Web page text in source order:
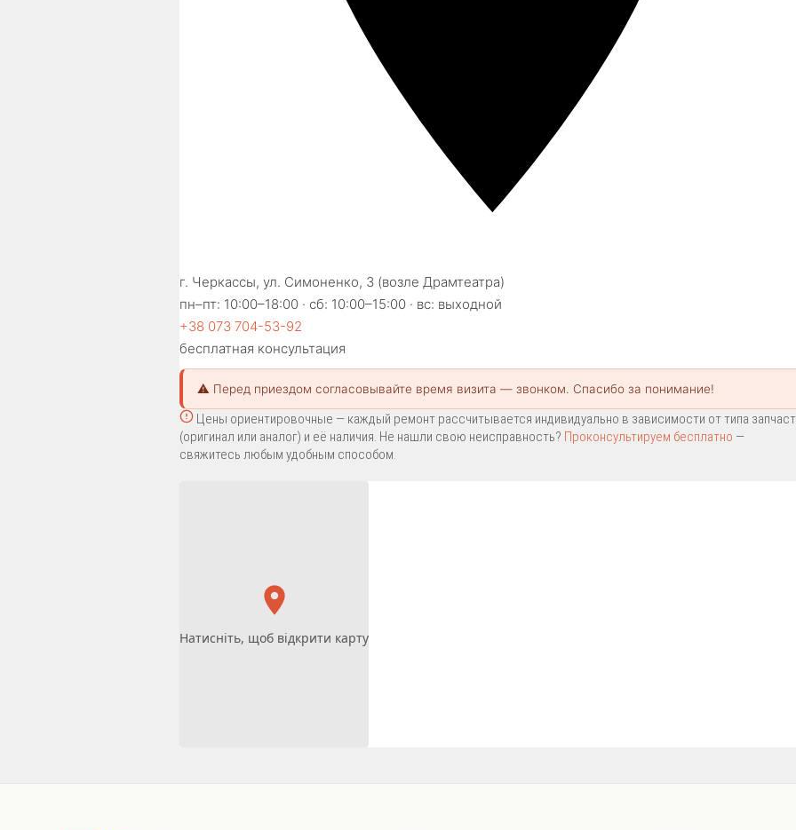
г. Черкассы, ул. Симоненко, 3 (возле Драмтеатра)
пн–пт: 10:00–18:00 · сб: 10:00–15:00 · вс: выходной
+38 073 704-53-92
бесплатная консультация
⚠️ Перед приездом согласовывайте время визита — звонком. Спасибо за понимание!
Цены ориентировочные — каждый ремонт рассчитывается индивидуально в зависимости от типа
(оригинал или аналог) и её наличия. Не нашли свою неисправность? Проконсультируем бесплатно —
свяжитесь любым удобным способом.
Натисніть, щоб відкрити карту